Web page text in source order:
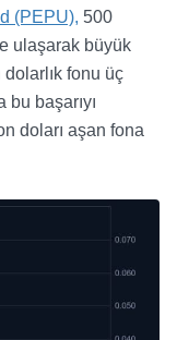
(PEPU), 500
ulaşarak büyük
fonu üç
başarıyı
doları aşan fona